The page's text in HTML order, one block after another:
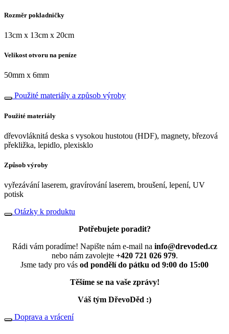
Rozměr pokladničky
13cm x 13cm x 20cm
Velikost otvoru na peníze
50mm x 6mm
Použité materiály a způsob výroby
Použité materiály
dřevovláknitá deska s vysokou hustotou (HDF), magnety, březová
překližka, lepidlo, plexisklo
Způsob výroby
vyřezávání laserem, gravírování laserem, broušení, lepení, UV
potisk
Otázky k produktu
Potřebujete poradit?
Rádi vám poradíme! Napište nám e-mail na info@drevoded.cz
nebo nám zavolejte +420 721 026 979.
Jsme tady pro vás od pondělí do pátku od 9:00 do 15:00
Těšíme se na vaše zprávy!
Váš tým DřevoDěd :)
Doprava a vrácení